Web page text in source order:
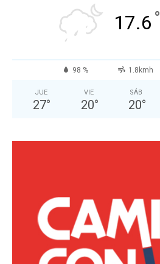
17.6 °
98 % 1.8kmh
JUE
27°
VIE
20°
SÁB
20°